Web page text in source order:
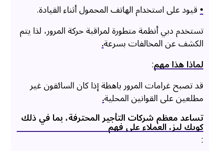
•قيود على استخدام الهاتف المحمول أثناء القيادة.
تستخدم دبي أنظمة متطورة لمراقبة حركة المرور، لذا يتم
الكشف عن المخالفات بسرعة.
لماذا هذا مهم:
قد تصبح غرامات المرور باهظة إذا كان السائقون غير
مطلعين على القوانين المحلية.
تساعد معظم شركات التأجير المحترفة، بما في ذلك
كويك ليز، العملاء على فهم
: